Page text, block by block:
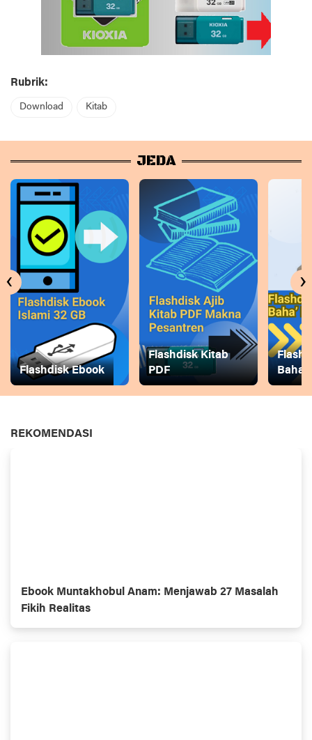
Rubrik:
Download Kitab
JEDA
Flashdisk Ebook
Flashdisk Kitab
PDF
Baha
‹ ›
REKOMENDASI
Ebook Muntakhobul Anam: Menjawab 27 Masalah
Fikih Realitas